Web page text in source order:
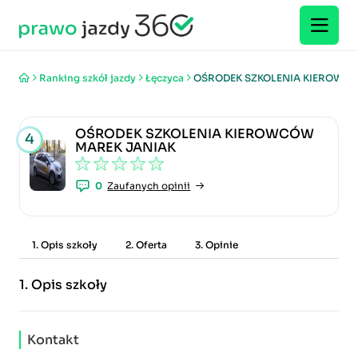
Ranking szkół jazdy Łęczyca OŚRODEK SZKOLENIA
4
OŚRODEK SZKOLENIA KIEROWCÓW
MAREK JANIAK
0 Zaufanych opinii
1. Opis szkoły 2. Oferta 3. Opinie
1.Opis szkoły
Kontakt